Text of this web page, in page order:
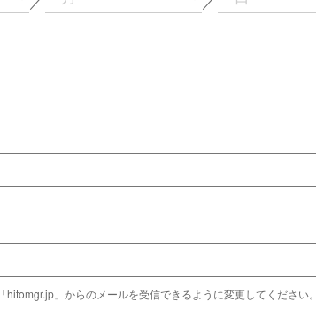
」からのメールを受信できるように変更してください